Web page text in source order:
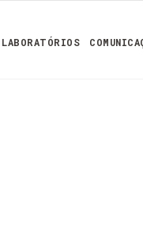
LABORATÓRIOS